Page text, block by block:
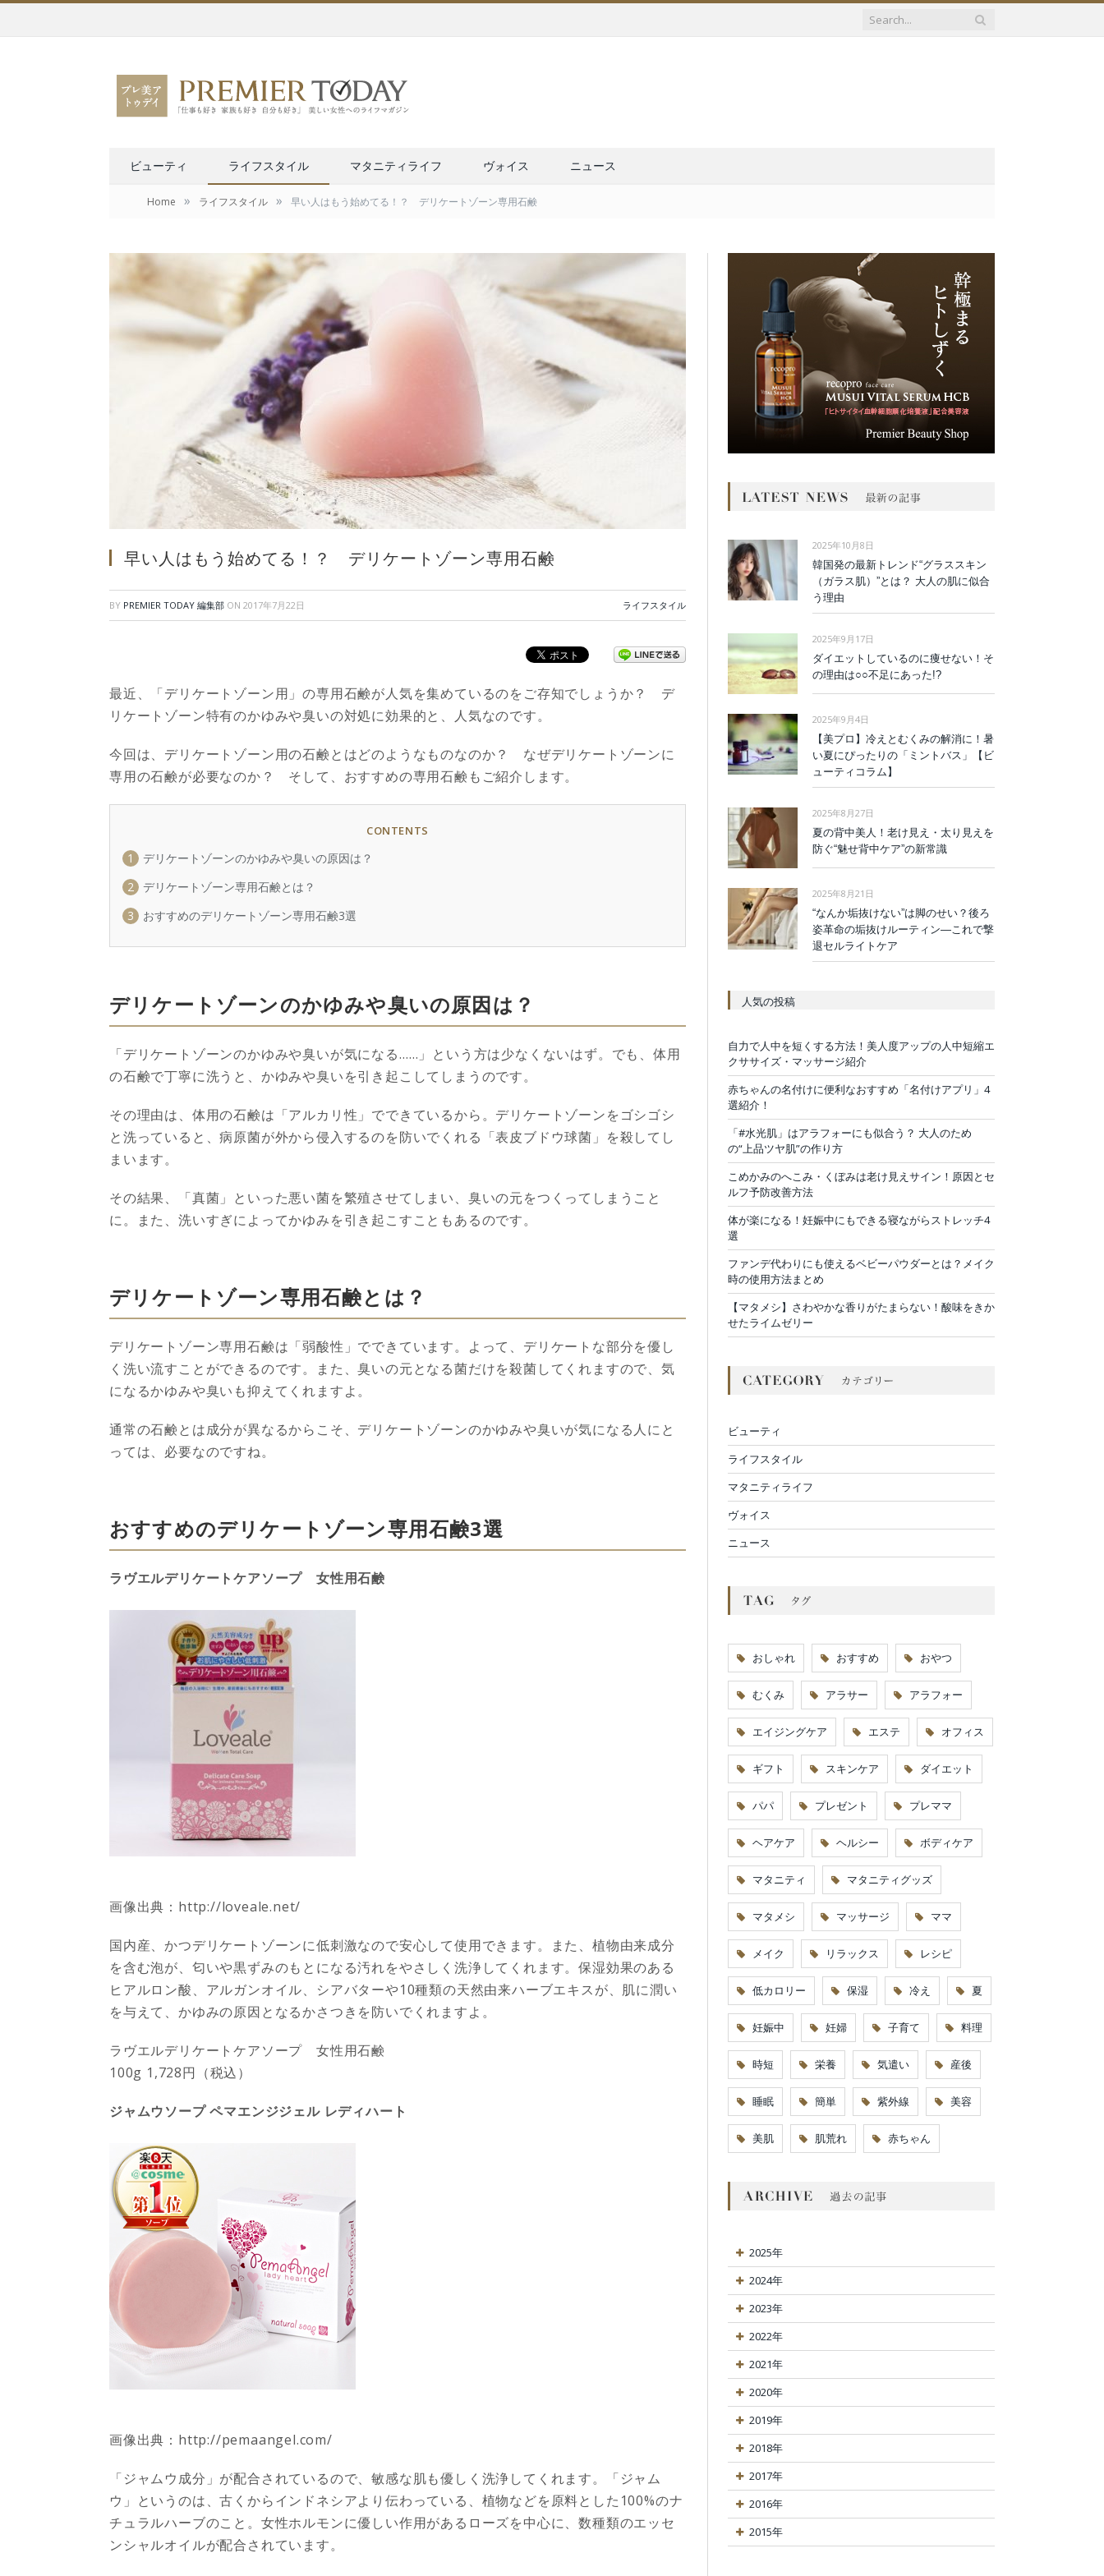
ビューティ ライフスタイル マタニティライフ ヴォイス ニュース
Home » ライフスタイル » 早い人はもう始めてる！？ デリケートゾーン専用石鹸
早い人はもう始めてる！？ デリケートゾーン専用石鹸
BY PREMIER TODAY 編集部 ON 2017年7月22日 ライフスタイル
最近、「デリケートゾーン用」の専用石鹸が人気を集めているのをご存知でしょうか？ デ
リケートゾーン特有のかゆみや臭いの対処に効果的と、人気なのです。
今回は、デリケートゾーン用の石鹸とはどのようなものなのか？ なぜデリケートゾーンに
専用の石鹸が必要なのか？ そして、おすすめの専用石鹸もご紹介します。
CONTENTS
1
デリケートゾーンのかゆみや臭いの原因は？
2 デリケートゾーン専用石鹸とは？
3
おすすめのデリケートゾーン専用石鹸3選
デリケートゾーンのかゆみや臭いの原因は？
「デリケートゾーンのかゆみや臭いが気になる……」という方は少なくないはず。でも、体用
の石鹸で丁寧に洗うと、かゆみや臭いを引き起こしてしまうのです。
その理由は、体用の石鹸は「アルカリ性」でできているから。デリケートゾーンをゴシゴシ
と洗っていると、病原菌が外から侵入するのを防いで くれる「表皮ブドウ球菌」を殺してし
まいます。
その結果、 「真菌」といった悪い菌を繁殖させてしまい、臭いの元をつくって しまうこと
に。また、洗いすぎによってかゆみを引き起こすこともあるのです。
デリケートゾーン専用石鹸とは？
デリケートゾーン専用石鹸は「弱酸性」でできています。よって、デリケートな部分を優し
く洗い流すことができるのです。また、臭いの元となる菌だけを殺菌してくれますので、気
になるかゆみや臭いも抑えてくれますよ。
通常の石鹸とは成分が異なるからこそ、デリケートゾーンのかゆみや臭いが気になる人にと
っては、必要なのですね。
おすすめのデリケートゾーン専用石鹸3選
ラヴエルデリケートケアソープ 女性用石鹸
画像出典：http://loveale.net/
国内産、かつデリケートゾーンに低刺激なので安心して使用できます。また、植物由来成分
を含む泡が、匂いや黒ずみのもとになる汚れをやさしく洗浄してくれます。保湿効果のある
ヒアルロン酸、アルガンオイル、シアバターや10種類の天然由来ハーブエキスが、肌に潤い
を与えて、かゆみの原因となるかさつきを防いでくれますよ。
ラヴエルデリケートケアソープ 女性用石鹸
100g 1,728円（税込）
ジャムウソープ ペマエンジジェル レディハート
画像出典：http://pemaangel.com/
「ジャムウ成分」が配合されているので、敏感な肌も優しく洗浄してくれます。「ジャム
ウ」というのは、古くからインドネシアより伝わっている、植物などを原料とした100%のナ
チュラルハーブのこと。女性ホルモンに優しい作用があるローズを中心に、数種類のエッセ
ンシャルオイルが配合されています。
2025年10月8日
韓国発の最新トレンド“グラススキン
（ガラス肌）”とは？ 大人の肌に似合
う理由
2025年9月17日
ダイエットしているのに痩せない！そ
の理由は○○不足にあった!?
2025年9月4日
【美プロ】冷えとむくみの解消に！暑
い夏にぴったりの「ミントバス」【ビ
ューティコラム】
2025年8月27日
夏の背中美人！老け見え・太り見えを
防ぐ“魅せ背中ケア”の新常識
2025年8月21日
“なんか垢抜けない”は脚のせい？後ろ
姿革命の垢抜けルーティン—これで撃
退セルライトケア
人気の投稿
自力で人中を短くする方法！美人度アップの人中短縮エ
クササイズ・マッサージ紹介
赤ちゃんの名付けに便利なおすすめ「名付けアプリ」4
選紹介！
「#水光肌」はアラフォーにも似合う？ 大人のため
の“上品ツヤ肌”の作り方
こめかみのへこみ・くぼみは老け見えサイン！原因とセ
ルフ予防改善方法
体が楽になる！妊娠中にもできる寝ながらストレッチ4
選
ファンデ代わりにも使えるベビーパウダーとは？メイク
時の使用方法まとめ
【マタメシ】さわやかな香りがたまらない！酸味をきか
せたライムゼリー
ビューティ
ライフスタイル
マタニティライフ
ヴォイス
ニュース
おしゃれ おすすめ おやつ
むくみ アラサー アラフォー
エイジングケア エステ オフィス
ギフト スキンケア ダイエット
パパ プレゼント プレママ
ヘアケア ヘルシー ボディケア
マタニティ マタニティグッズ
マタメシ マッサージ ママ
メイク リラックス レシピ
低カロリー 保湿 冷え 夏
妊娠中 妊婦 子育て 料理
時短 栄養 気遣い 産後
睡眠 簡単 紫外線 美容
美肌 肌荒れ 赤ちゃん
2025年
2024年
2023年
2022年
2021年
2020年
2019年
2018年
2017年
2016年
2015年